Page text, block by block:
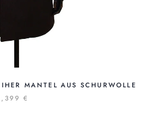
MANTEL AUS SCHURWOLLE
€